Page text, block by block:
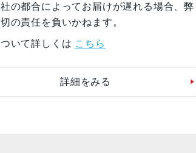
の都合によってお届けが遅れる場合、弊
の責任を負いかねます。
いて詳しくは こちら
詳細をみる